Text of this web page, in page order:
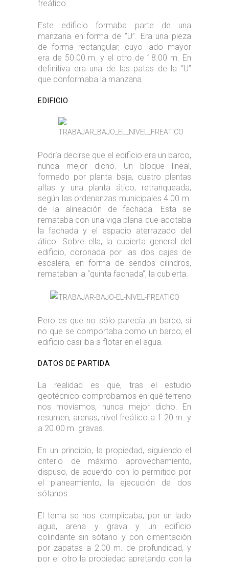
freático.
Este edificio formaba parte de una
manzana en forma de “U”. Era una pieza
de forma rectangular, cuyo lado mayor
era de 50.00 m. y el otro de 18.00 m. En
definitiva era una de las patas de la “U”
que conformaba la manzana.
EDIFICIO
Podría decirse que el edificio era un barco,
nunca mejor dicho. Un bloque lineal,
formado por planta baja, cuatro plantas
altas y una planta ático, retranqueada,
según las ordenanzas municipales 4.00 m.
de la alineación de fachada. Esta se
remataba con una viga plana que acotaba
la fachada y el espacio aterrazado del
ático. Sobre ella, la cubierta general del
edificio, coronada por las dos cajas de
escalera, en forma de sendos cilindros,
remataban la “quinta fachada”, la cubierta.
Pero es que no sólo parecía un barco, si
no que se comportaba como un barco; el
edificio casi iba a flotar en el agua.
DATOS DE PARTIDA
La realidad es que, tras el estudio
geotécnico comprobamos en qué terreno
nos movíamos, nunca mejor dicho. En
resumen, arenas, nivel freático a 1.20 m. y
a 20.00 m. gravas.
En un principio, la propiedad, siguiendo el
criterio de máximo aprovechamiento,
dispuso, de acuerdo con lo permitido por
el planeamiento, la ejecución de dos
sótanos.
El tema se nos complicaba; por un lado
agua, arena y grava y un edificio
colindante sin sótano y con cimentación
por zapatas a 2.00 m. de profundidad, y
por el otro la propiedad apretando con la